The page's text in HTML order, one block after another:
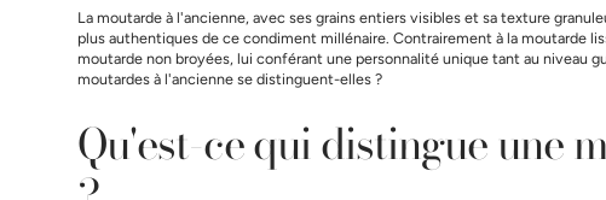
La moutarde à l'ancienne, avec ses grains entiers visibles et sa texture
plus authentiques de ce condiment millénaire. Contrairement à la moutarde
moutarde non broyées, lui conférant une personnalité unique tant au niveau
moutardes à l'ancienne se distinguent-elles ?
Qu'est-ce qui distingue une